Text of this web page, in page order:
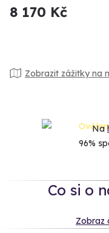
8 170 Kč
Zobrazit zážitky na
Na
96%
Co si o
Zobraz